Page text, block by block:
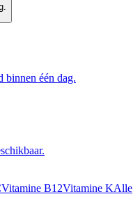
binnen één dag.
Vitamine B12Vitamine KAlle